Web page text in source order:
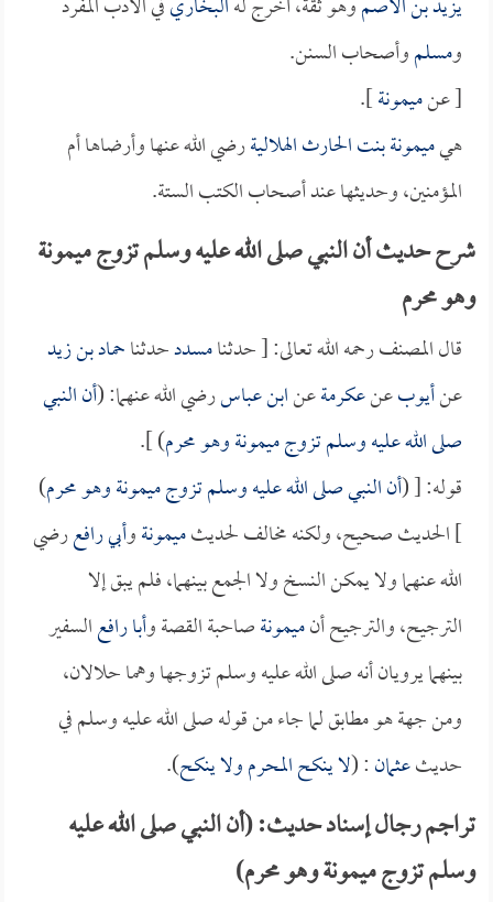
ومسلموأصحاب السنن.
[ عنميمونة].
هيميمونة بنت الحارث الهلاليةرضي الله عنها وأرضاها أم
المؤمنين، وحديثها عند أصحاب الكتب الستة.
شرح حديث أن النبي صلى الله عليه وسلم تزوج ميمونة
وهو محرم
قال المصنف رحمه الله تعالى: [ حدثنامسددحدثناحماد بن زيد
عنأيوبعنعكرمةعنابن عباسرضي الله عنهما: (أن النبي
صلى الله عليه وسلم تزوجميمونةوهو محرم) ].
قوله: [ (أن النبي صلى الله عليه وسلم تزوجميمونةوهو محرم)
] الحديث صحيح، ولكنه مخالف لحديثميمونةوأبي رافعرضي
الله عنهما ولا يمكن النسخ ولا الجمع بينهما، فلم يبق إلا
الترجيح، والترجيح أنميمونةصاحبة القصة وأبا رافعالسفير
بينهما يرويان أنه صلى الله عليه وسلم تزوجها وهما حلالان،
ومن جهة هو مطابق لما جاء من قوله صلى الله عليه وسلم في
حديثعثمان: (لا ينكح المحرم ولا ينكح).
تراجم رجال إسناد حديث: (أن النبي صلى الله عليه
وسلم تزوج ميمونة وهو محرم)